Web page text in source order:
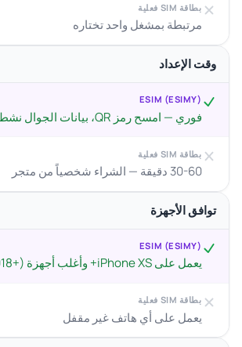
بطاقة SIM فعلية
مرتبطة بمشغل واحد تختاره
وقت الإعداد
ESIM (ESIMY)
فوري — امسح رمز QR، بيانات الجوال نشطة خلال دقائق
بطاقة SIM فعلية
30-60 دقيقة — الشراء شخصياً من متجر
توافق الأجهزة
ESIM (ESIMY)
يعمل على iPhone XS+ وأغلب أجهزة Android (2018+)
بطاقة SIM فعلية
يعمل على أي هاتف غير مقفل